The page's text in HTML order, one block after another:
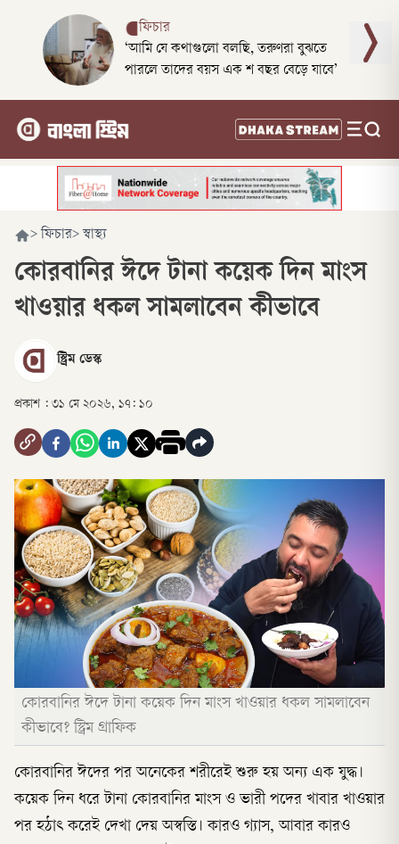
ফিচার
‘আমি যে কথাগুলো বলছি, তরুণরা বুঝতে
পারলে তাদের বয়স এক শ বছর বেড়ে যাবে’
> ফিচার> স্বাস্থ্য
কোরবানির ঈদে টানা কয়েক দিন মাংস
খাওয়ার ধকল সামলাবেন কীভাবে
স্ট্রিম ডেস্ক
প্রকাশ : ৩১ মে ২০২৬, ১৭: ১০
কোরবানির ঈদে টানা কয়েক দিন মাংস খাওয়ার ধকল সামলাবেন
কীভাবে? স্ট্রিম গ্রাফিক
কোরবানির ঈদের পর অনেকের শরীরেই শুরু হয় অন্য এক যুদ্ধ।
কয়েক দিন ধরে টানা কোরবানির মাংস ও ভারী পদের খাবার খাওয়ার
পর হঠাৎ করেই দেখা দেয় অস্বস্তি। কারও গ্যাস, আবার কারও